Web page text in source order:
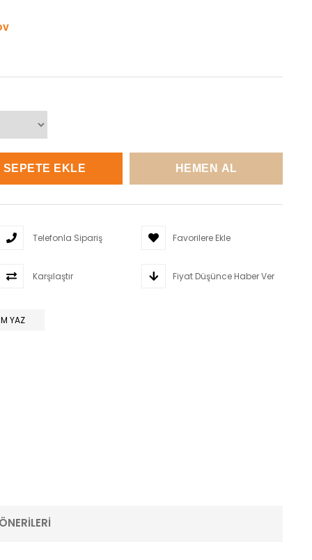
Telefonla Sipariş Favorilere Ekle
Karşılaştır Fiyat Düşünce Haber Ver
YAZ